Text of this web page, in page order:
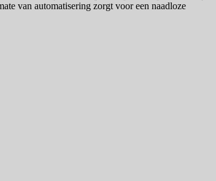
van automatisering zorgt voor een naadloze